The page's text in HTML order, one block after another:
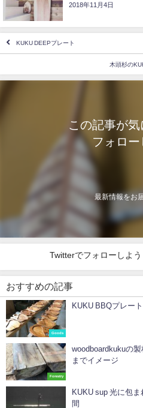
2018年11月4日
KUKU DEEPプレート
木頭杉の
この記事が気
フォロー
最新情報をお
Twitterでフォローしよう
おすすめの記事
Goods
KUKU BBQプレー
Forestry
woodboardkukuの
までイメージ
KUKU sup 光に包まれ自然の息吹を感じる無になる瞬
間